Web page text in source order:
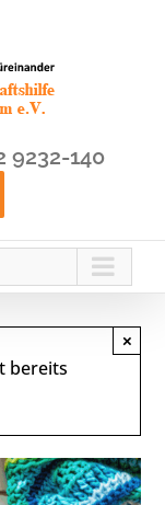
9232-140
bereits
×